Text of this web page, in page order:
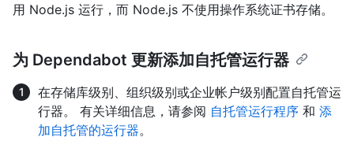
用 Node.js 运行，而 Node.js 不使用操作系统证书存储。
为 Dependabot 更新添加自托管运行器
在存储库级别、组织级别或企业帐户级别配置自托管运
行器。 有关详细信息，请参阅 自托管运行程序 和 添
加自托管的运行器。